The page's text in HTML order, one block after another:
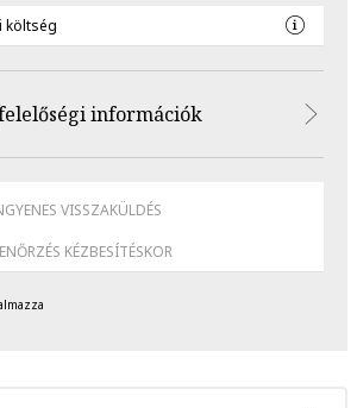
költség
információk
VISSZAKÜLDÉS
KÉZBESÍTÉSKOR